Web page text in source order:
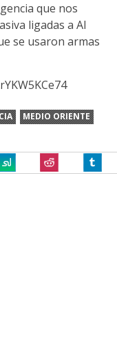
que nos
ligadas a Al
se usaron armas
MEDIO ORIENTE